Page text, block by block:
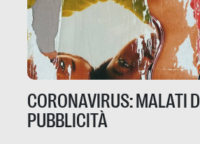
CORONAVIRUS: MALATI DI
PUBBLICITÀ